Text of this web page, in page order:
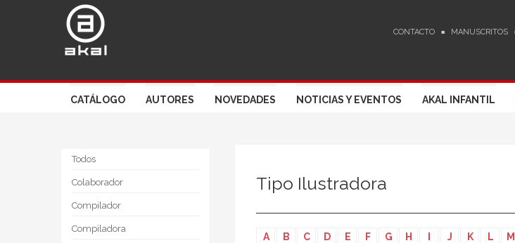
CONTACTO MANUSCRITOS
CATÁLOGO AUTORES NOVEDADES NOTICIAS Y EVENTOS AKAL INFANTIL
Todos
Colaborador
Compilador
Compiladora
Tipo Ilustradora
A B C D E F G H J K L M